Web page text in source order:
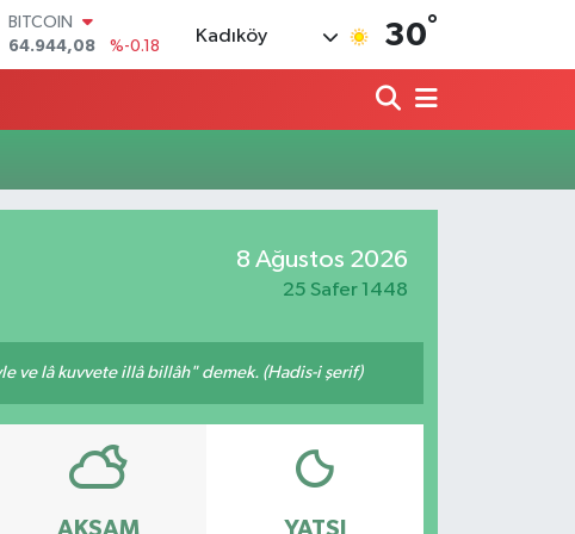
BITCOIN
64.944,08
%-0.18
DOLAR
64,4811
%0.38
GRAM ALTIN
Kadıköy 30°
8 Ağustos 2026
25 Safer 1448
ve lâ kuvvete illâ billâh" demek. (Hadis-i şerif)